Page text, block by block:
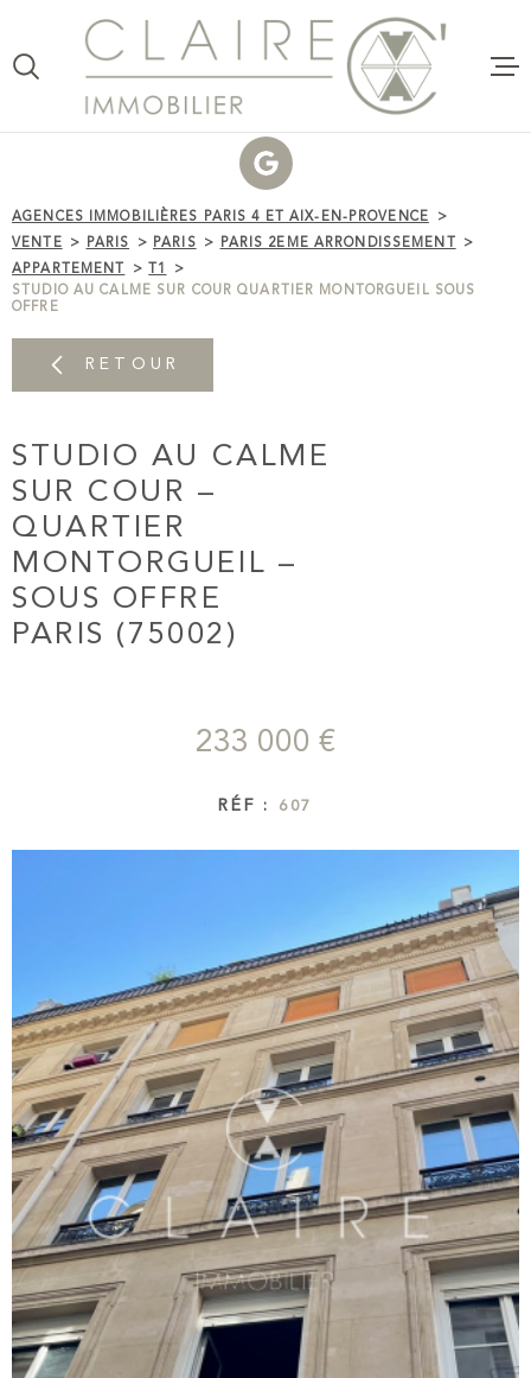
menu
contenu
AGENCES IMMOBILIÈRES PARIS 4 ET AIX-EN-PROVENCE
VENTE
PARIS PARIS
PARIS 2EME ARRONDISSEMENT
APPARTEMENT
T1
STUDIO AU CALME SUR COUR QUARTIER MONTORGUEIL SOUS
OFFRE
RETOUR
STUDIO AU CALME
SUR COUR –
QUARTIER
MONTORGUEIL –
SOUS OFFRE
PARIS (75002)
233 000 €
RÉF : 607
VOTRE
RECHERCHE
TYPE
ACHETER
DE
BIEN
TYPE DE BIEN
BUDGET